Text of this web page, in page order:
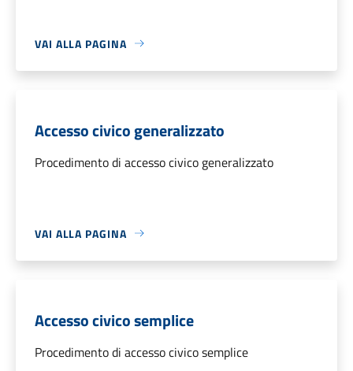
VAI ALLA PAGINA
Accesso civico generalizzato
Procedimento di accesso civico generalizzato
VAI ALLA PAGINA
Accesso civico semplice
Procedimento di accesso civico semplice